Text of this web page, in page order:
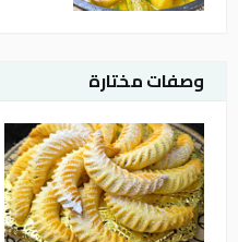
وصفات مختارة